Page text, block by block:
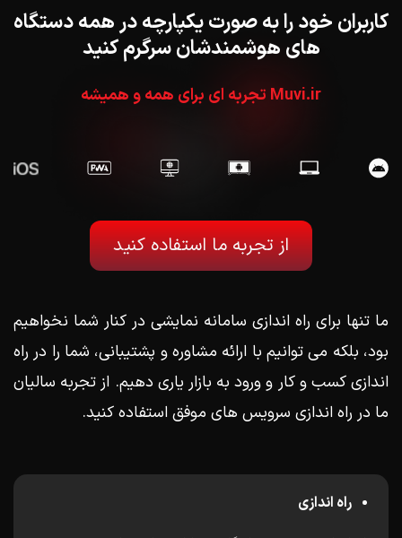
کاربران خود را به صورت یکپارچه در همه دستگاه
های هوشمندشان سرگرم کنید
Muvi.ir تجربه ای برای همه و همیشه
از تجربه ما استفاده کنید
ما تنها برای راه اندازی سامانه نمایشی در کنار شما نخواهیم
بود، بلکه می توانیم با ارائه مشاوره و پشتیبانی، شما را در راه
اندازی کسب و کار و ورود به بازار یاری دهیم. از تجربه سالیان
ما در راه اندازی سرویس های موفق استفاده کنید.
راه اندازی